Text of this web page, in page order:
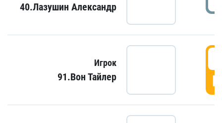
40.Лазушин Александр
Игрок
91.Вон Тайлер